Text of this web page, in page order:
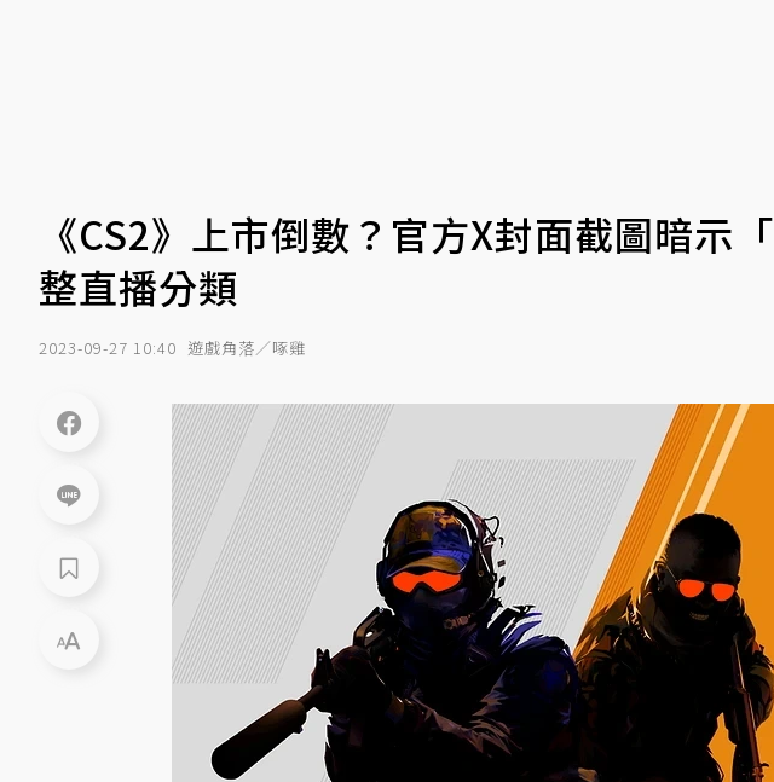
《CS2》上市倒數？官方X封面截圖暗示
整直播分類
2023-09-27 10:40 遊戲角落／啄雞